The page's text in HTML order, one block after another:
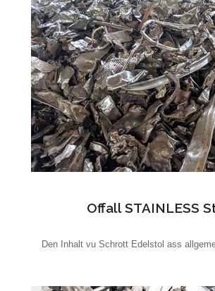
Offall STAINLESS
Den Inhalt vu Schrott Edelstol ass